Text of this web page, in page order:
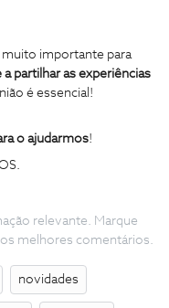
muito importante para
partilhar as experiências
é essencial!
o ajudarmos!
relevante. Marque
melhores comentários.
novidades